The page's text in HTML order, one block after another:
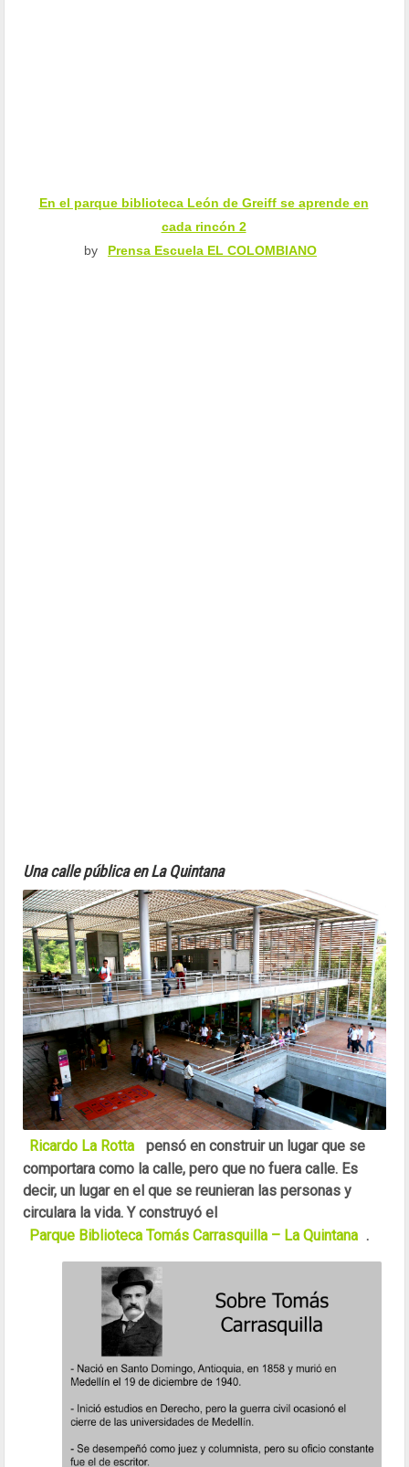
En el parque biblioteca León de Greiff se aprende en
cada rincón 2
by
Prensa Escuela EL COLOMBIANO
Una calle pública en La Quintana
Ricardo La Rotta
pensó en construir un lugar que se
comportara como la calle, pero que no fuera calle. Es
decir, un lugar en el que se reunieran las personas y
circulara la vida. Y construyó el
Parque Biblioteca Tomás Carrasquilla – La Quintana .